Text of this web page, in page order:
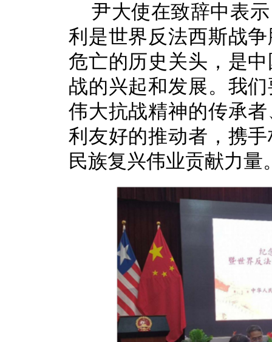
尹大使在致辞中表
利是世界反法西斯战
危亡的历史关头，是
战的兴起和发展。我
伟大抗战精神的传承
利友好的推动者，携
民族复兴伟业贡献力量